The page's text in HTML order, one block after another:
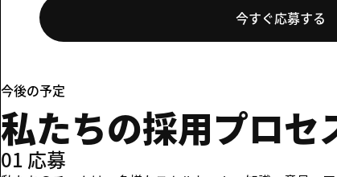
今すぐ応募する
今後の予定
私たちの採用プロセ
01 応募